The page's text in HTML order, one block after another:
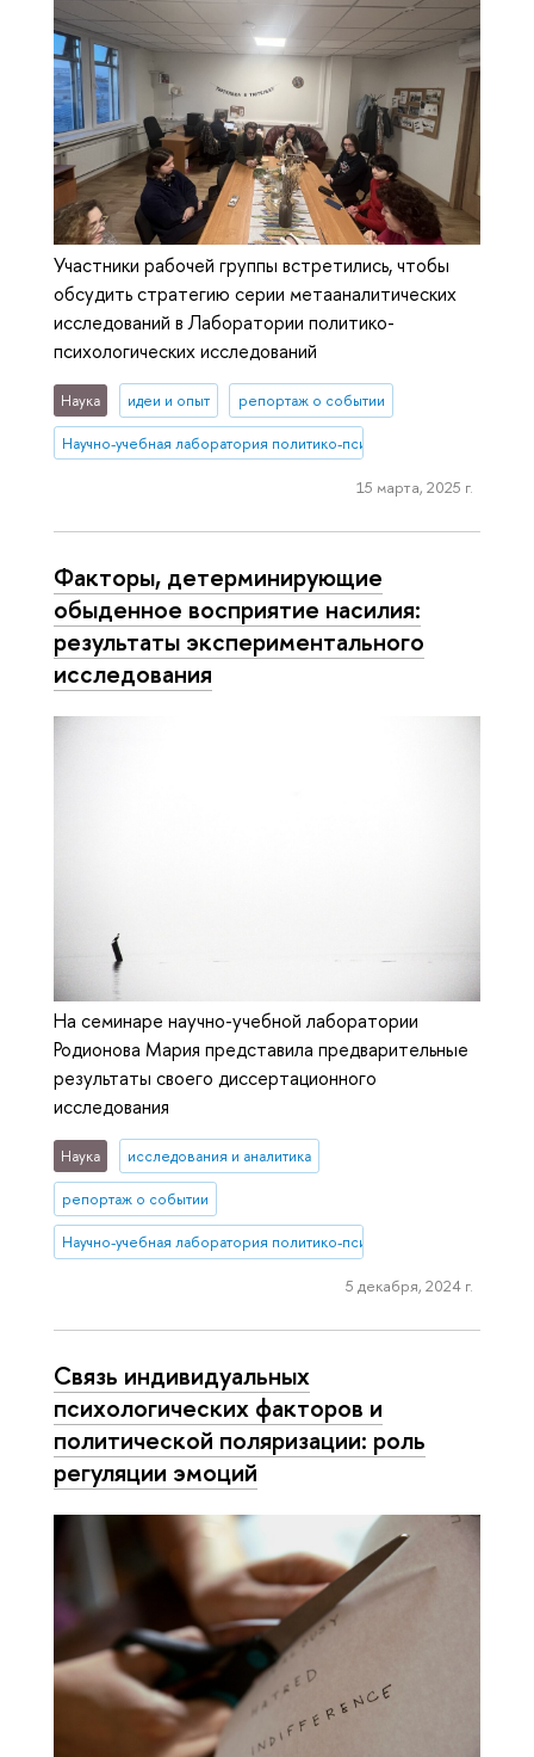
Участники рабочей группы встретились, чтобы
обсудить стратегию серии метааналитических
исследований в Лаборатории политико-
психологических исследований
Наука идеи и опыт репортаж о событии
Научно-учебная лаборатория политико-психологических
15 марта, 2025 г.
Факторы, детерминирующие
обыденное восприятие насилия:
результаты экспериментального
исследования
На семинаре научно-учебной лаборатории
Родионова Мария представила предварительные
результаты своего диссертационного
исследования
Наука исследования и аналитика
репортаж о событии
Научно-учебная лаборатория политико-психологических
5 декабря, 2024 г.
Связь индивидуальных
психологических факторов и
политической поляризации: роль
регуляции эмоций